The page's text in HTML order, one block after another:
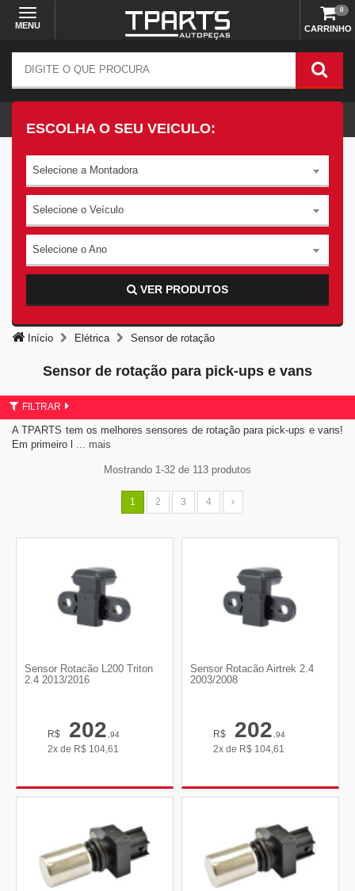
MENU CARRINHO
0
ESCOLHA O SEU VEICULO:
Selecione a Montadora
Selecione o Veículo
Selecione o Ano
VER PRODUTOS
Início Elétrica Sensor de rotação
Sensor de rotação para pick-ups e vans
FILTRAR
A TPARTS tem os melhores sensores de rotação para pick-ups e vans!
Em primeiro l ... mais
Mostrando 1-32 de 113 produtos
1 2 3 4
Sensor Rotacão L200 Triton
2.4 2013/2016
R$ 202,94
2x de R$ 104,61
Sensor Rotacão Airtrek 2.4
2003/2008
R$ 202,94
2x de R$ 104,61